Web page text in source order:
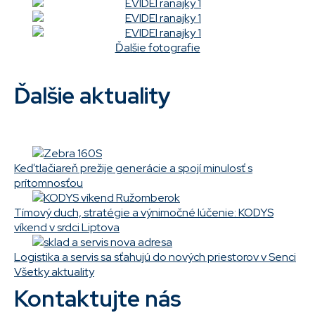
Ďalšie fotografie
Ďalšie aktuality
Keď tlačiareň prežije generácie a spojí minulosť s
prítomnosťou
Tímový duch, stratégie a výnimočné lúčenie: KODYS
víkend v srdci Liptova
Logistika a servis sa sťahujú do nových priestorov v Senci
Všetky aktuality
Kontaktujte nás